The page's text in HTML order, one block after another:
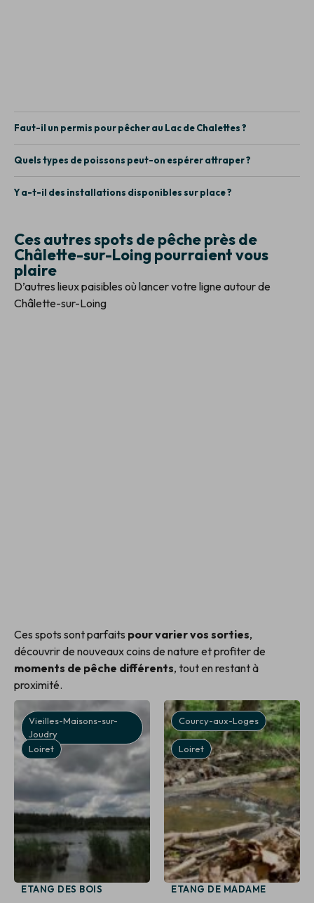
Faut-il un permis pour pêcher au Lac de Chalettes ?
Quels types de poissons peut-on espérer attraper ?
Y a-t-il des installations disponibles sur place ?
Ces autres spots de pêche près de
Châlette-sur-Loing pourraient vous
plaire
D’autres lieux paisibles où lancer votre ligne autour de
Châlette-sur-Loing
Ces spots sont parfaits pour varier vos sorties,
découvrir de nouveaux coins de nature et profiter de
moments de pêche différents, tout en restant à
proximité.
Vieilles-Maisons-sur-
Joudry
Loiret
ETANG DES BOIS
Courcy-aux-Loges
Loiret
ETANG DE MADAME